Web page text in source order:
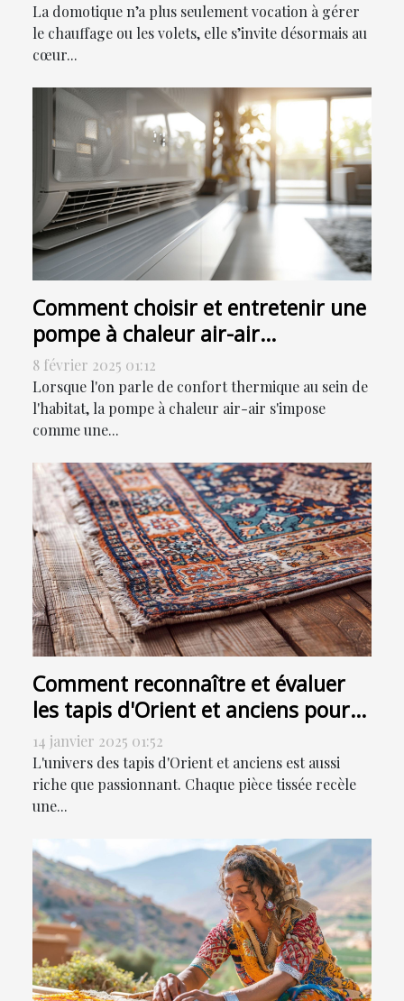
La domotique n’a plus seulement vocation à gérer
le chauffage ou les volets, elle s’invite désormais au
cœur...
Comment choisir et entretenir une
pompe à chaleur air-air
efficacement
8 février 2025 01:12
Lorsque l'on parle de confort thermique au sein de
l'habitat, la pompe à chaleur air-air s'impose
comme une...
Comment reconnaître et évaluer
les tapis d'Orient et anciens pour
la vente
14 janvier 2025 01:52
L'univers des tapis d'Orient et anciens est aussi
riche que passionnant. Chaque pièce tissée recèle
une...